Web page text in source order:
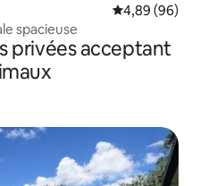
Évaluation
4,89 (96)
spacieuse
privées acceptant